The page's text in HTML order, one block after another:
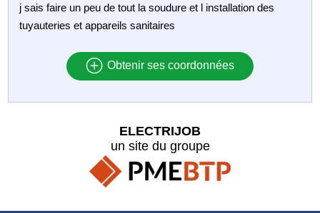
j sais faire un peu de tout la soudure et l installation des
tuyauteries et appareils sanitaires
Obtenir ses coordonnées
ELECTRIJOB
un site du groupe